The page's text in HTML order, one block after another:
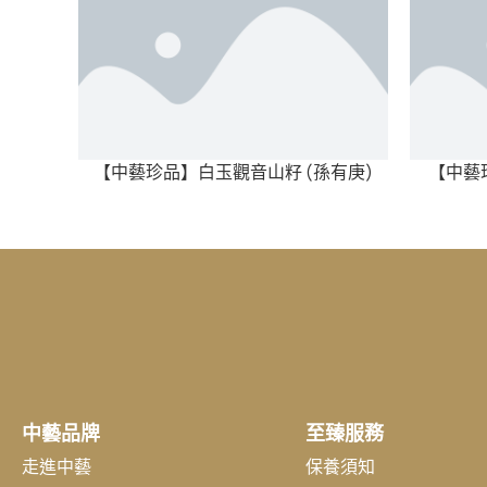
【中藝珍品】白玉觀音山籽 (孫有庚) 【中
中藝品牌
走進中藝
至臻服務
保養須知